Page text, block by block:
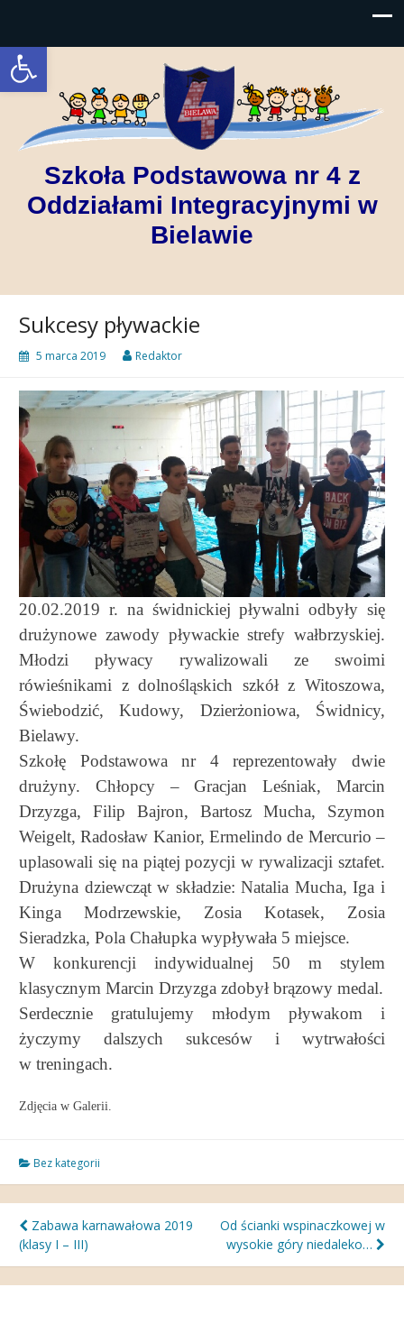
Open toolbar
Szkoła Podstawowa nr 4 z
Oddziałami Integracyjnymi w
Bielawie
Sukcesy pływackie
5 marca 2019 Redaktor
20.02.2019 r. na świdnickiej pływalni odbyły się
drużynowe zawody pływackie strefy wałbrzyskiej.
Młodzi pływacy rywalizowali ze swoimi
rówieśnikami z dolnośląskich szkół z Witoszowa,
Świebodzić, Kudowy, Dzierżoniowa, Świdnicy,
Bielawy.
Szkołę Podstawowa nr 4 reprezentowały dwie
drużyny. Chłopcy – Gracjan Leśniak, Marcin
Drzyzga, Filip Bajron, Bartosz Mucha, Szymon
Weigelt, Radosław Kanior, Ermelindo de Mercurio –
uplasowali się na piątej pozycji w rywalizacji sztafet.
Drużyna dziewcząt w składzie: Natalia Mucha, Iga i
Kinga Modrzewskie, Zosia Kotasek, Zosia
Sieradzka, Pola Chałupka wypływała 5 miejsce.
W konkurencji indywidualnej 50 m stylem
klasycznym Marcin Drzyzga zdobył brązowy medal.
Serdecznie gratulujemy młodym pływakom i
życzymy dalszych sukcesów i wytrwałości
w treningach.
Zdjęcia w Galerii.
Bez kategorii
Nawigacja
wpisu
Zabawa karnawałowa 2019
(klasy I – III)
Od ścianki wspinaczkowej w
wysokie góry niedaleko…